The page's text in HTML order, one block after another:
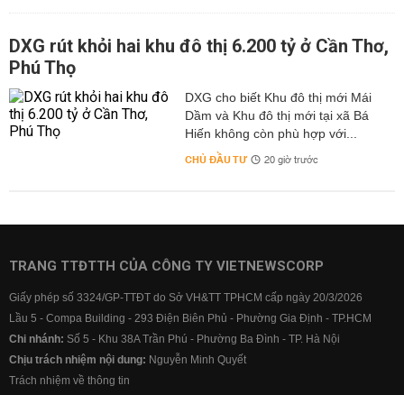
DXG rút khỏi hai khu đô thị 6.200 tỷ ở Cần Thơ,
Phú Thọ
DXG cho biết Khu đô thị mới Mái
Dầm và Khu đô thị mới tại xã Bá
Hiến không còn phù hợp với...
CHỦ ĐẦU TƯ 20 giờ trước
TRANG TTĐTTH CỦA CÔNG TY VIETNEWSCORP
Giấy phép số 3324/GP-TTĐT do Sở VH&TT TPHCM cấp ngày 20/3/2026
Lầu 5 - Compa Building - 293 Điện Biên Phủ - Phường Gia Định - TP.HCM
Chi nhánh: Số 5 - Khu 38A Trần Phú - Phường Ba Đình - TP. Hà Nội
Chịu trách nhiệm nội dung: Nguyễn Minh Quyết
Trách nhiệm về thông tin